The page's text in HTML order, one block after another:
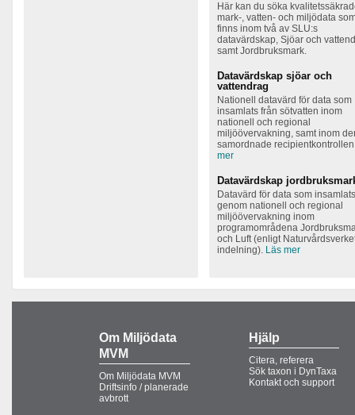
Här kan du söka
mark-, vatten- och miljödata
finns inom två av SLU:s
datavärdskap, Sjöar och
samt Jordbruksmark.
Datavärdskap sjöar och
vattendrag
Nationell datavärd för data som
insamlats från sötvatten inom
nationell och regional
miljöövervakning, samt inom
samordnade
mer
Datavärdskap
Datavärd för data som insamlats
genom nationell och regional
miljöövervakning inom
programområdena
och Luft (enligt
indelning). Läs mer
Om Miljödata
MVM
Om Miljödata MVM
Driftsinfo / planerade
avbrott
Hjälp
Citera, referera
Sök taxon i DynTaxa
Kontakt och support